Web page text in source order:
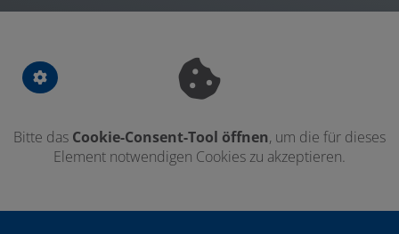
Bitte das Cookie-Consent-Tool öffnen, um die für dieses
Element notwendigen Cookies zu akzeptieren.